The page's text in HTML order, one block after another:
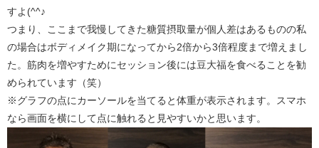
すよ(^^♪
つまり、ここまで我慢してきた糖質摂取量が個人差はあるものの私
の場合はボディメイク期になってから2倍から3倍程度まで増えまし
た。筋肉を増やすためにセッション後には豆大福を食べることを勧
められています（笑）
※グラフの点にカーソールを当てると体重が表示されます。スマホ
なら画面を横にして点に触れると見やすいかと思います。